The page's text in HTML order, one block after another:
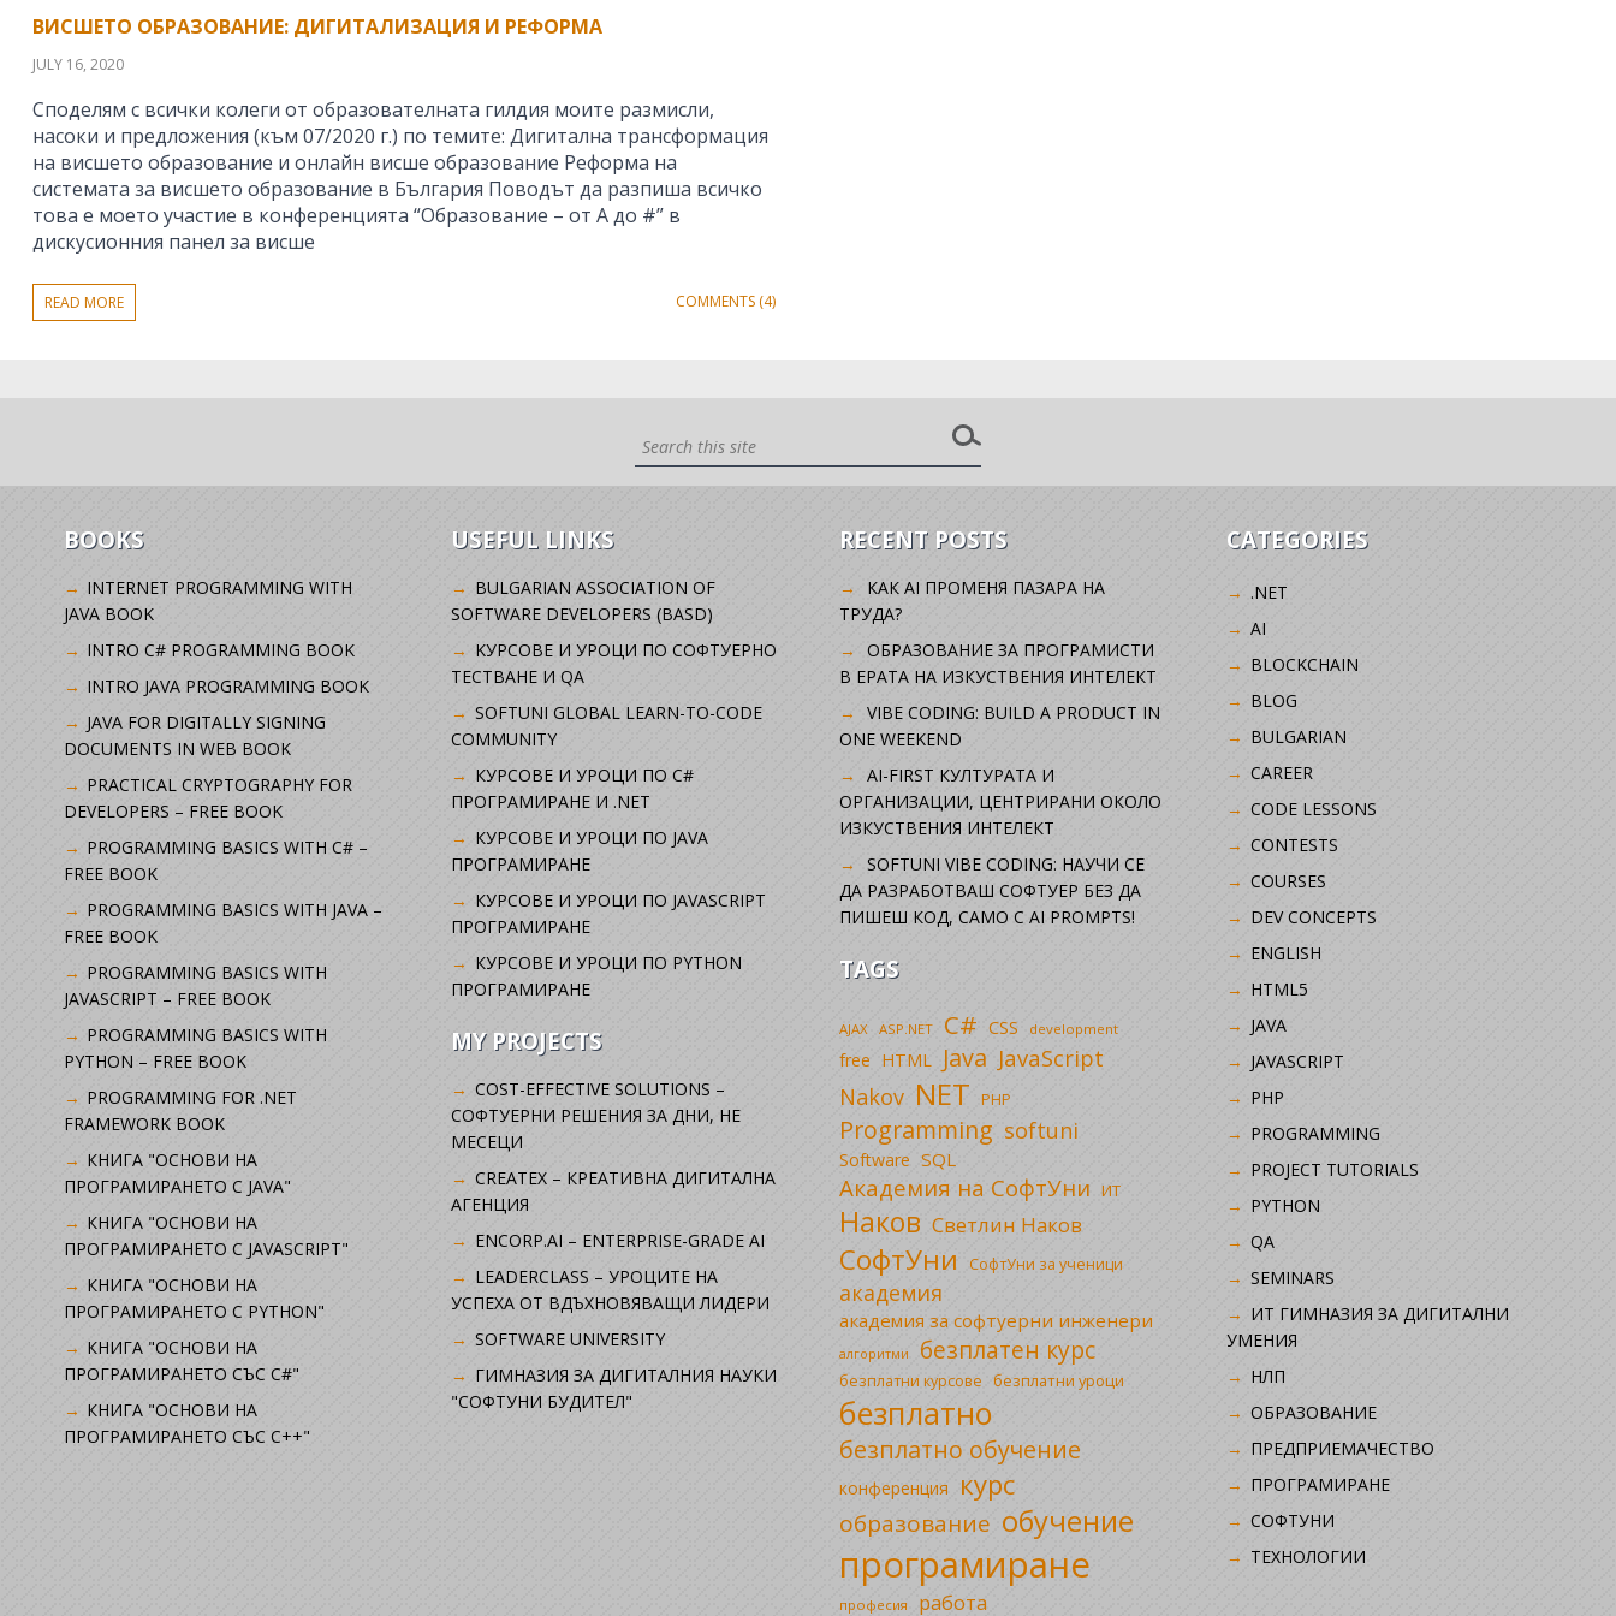
ВИСШЕТО ОБРАЗОВАНИЕ: ДИГИТАЛИЗАЦИЯ И РЕФОРМА
JULY 16, 2020
Споделям с всички колеги от образователната гилдия моите размисли,
насоки и предложения (към 07/2020 г.) по темите: Дигитална трансформация
на висшето образование и онлайн висше образование Реформа на
системата за висшето образование в България Поводът да разпиша всичко
това е моето участие в конференцията “Образование – от А до #” в
дискусионния панел за висше
READ MORE COMMENTS (4)
BOOKS
INTERNET PROGRAMMING WITH
JAVA BOOK
INTRO C# PROGRAMMING BOOK
INTRO JAVA PROGRAMMING BOOK
JAVA FOR DIGITALLY SIGNING
DOCUMENTS IN WEB BOOK
PRACTICAL CRYPTOGRAPHY FOR
DEVELOPERS – FREE BOOK
PROGRAMMING BASICS WITH C# –
FREE BOOK
PROGRAMMING BASICS WITH JAVA –
FREE BOOK
PROGRAMMING BASICS WITH
JAVASCRIPT – FREE BOOK
PROGRAMMING BASICS WITH
PYTHON – FREE BOOK
PROGRAMMING FOR .NET
FRAMEWORK BOOK
КНИГА "ОСНОВИ НА
ПРОГРАМИРАНЕТО С JAVA"
КНИГА "ОСНОВИ НА
ПРОГРАМИРАНЕТО С JAVASCRIPT"
КНИГА "ОСНОВИ НА
ПРОГРАМИРАНЕТО С PYTHON"
КНИГА "ОСНОВИ НА
ПРОГРАМИРАНЕТО СЪС C#"
КНИГА "ОСНОВИ НА
ПРОГРАМИРАНЕТО СЪС C++"
USEFUL LINKS
BULGARIAN ASSOCIATION OF
SOFTWARE DEVELOPERS (BASD)
KУРСОВЕ И УРОЦИ ПО СОФТУЕРНО
ТЕСТВАНЕ И QA
SOFTUNI GLOBAL LEARN-TO-CODE
COMMUNITY
КУРСОВЕ И УРОЦИ ПО C#
ПРОГРАМИРАНЕ И .NET
КУРСОВЕ И УРОЦИ ПО JAVA
ПРОГРАМИРАНЕ
КУРСОВЕ И УРОЦИ ПО JAVASCRIPT
ПРОГРАМИРАНЕ
КУРСОВЕ И УРОЦИ ПО PYTHON
ПРОГРАМИРАНЕ
MY PROJECTS
COST-EFFECTIVE SOLUTIONS –
СОФТУЕРНИ РЕШЕНИЯ ЗА ДНИ, НЕ
МЕСЕЦИ
CREATEX – КРЕАТИВНА ДИГИТАЛНА
АГЕНЦИЯ
ENCORP.AI – ENTERPRISE-GRADE AI
LEADERCLASS – УРОЦИТЕ НА
УСПЕХА ОТ ВДЪХНОВЯВАЩИ ЛИДЕРИ
SOFTWARE UNIVERSITY
ГИМНАЗИЯ ЗА ДИГИТАЛНИЯ НАУКИ
"СОФТУНИ БУДИТЕЛ"
RECENT POSTS
КАК AI ПРОМЕНЯ ПАЗАРА НА
ТРУДА?
ОБРАЗОВАНИЕ ЗА ПРОГРАМИСТИ
В ЕРАТА НА ИЗКУСТВЕНИЯ ИНТЕЛЕКТ
VIBE CODING: BUILD A PRODUCT IN
ONE WEEKEND
AI-FIRST КУЛТУРАТА И
ОРГАНИЗАЦИИ, ЦЕНТРИРАНИ ОКОЛО
ИЗКУСТВЕНИЯ ИНТЕЛЕКТ
SOFTUNI VIBE CODING: НАУЧИ СЕ
ДА РАЗРАБОТВАШ СОФТУЕР БЕЗ ДА
ПИШЕШ КОД, САМО С AI PROMPTS!
TAGS
AJAX ASP.NET C# CSS development
free HTML Java JavaScript
Nakov NET PHP
Programming softuni
Software SQL
Академия на СофтУни ИТ
Наков Светлин Наков
СофтУни СофтУни за ученици
академия
академия за софтуерни инженери
алгоритми безплатен курс
безплатни курсове безплатни уроци
безплатно
безплатно обучение
конференция курс
образование обучение
програмиране
професия работа
CATEGORIES
.NET
AI
BLOCKCHAIN
BLOG
BULGARIAN
CAREER
CODE LESSONS
CONTESTS
COURSES
DEV CONCEPTS
ENGLISH
HTML5
JAVA
JAVASCRIPT
PHP
PROGRAMMING
PROJECT TUTORIALS
PYTHON
QA
SEMINARS
ИТ ГИМНАЗИЯ ЗА ДИГИТАЛНИ
УМЕНИЯ
НЛП
ОБРАЗОВАНИЕ
ПРЕДПРИЕМАЧЕСТВО
ПРОГРАМИРАНЕ
СОФТУНИ
ТЕХНОЛОГИИ